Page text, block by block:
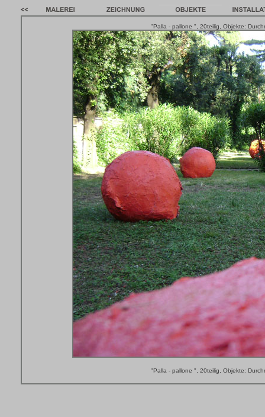
"Palla - pallone ", 20teilig, Objekte:
"Palla - pallone ", 20teilig, Objekte: